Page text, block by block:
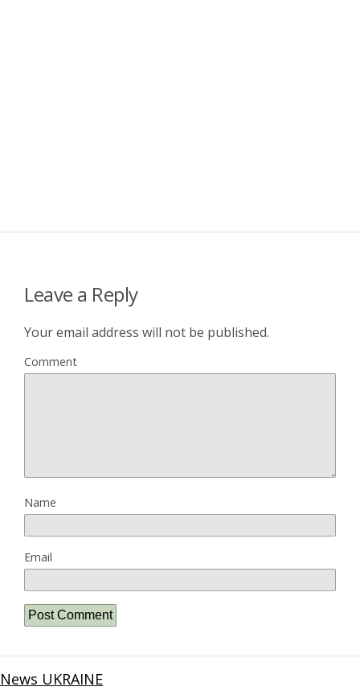
Leave a Reply
Your email address will not be published.
Comment
Name
Email
News UKRAINE